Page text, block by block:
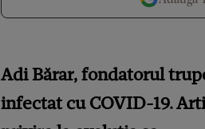
Adi Bărar, fondatorul
infectat cu COVID-19.